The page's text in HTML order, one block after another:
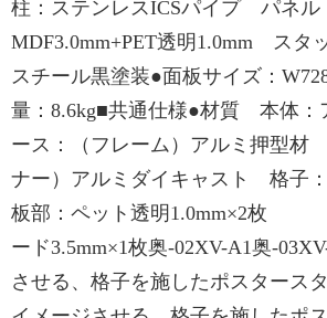
柱：ステンレスICSパイプ パネル
MDF3.0mm+PET透明1.0mm スタ
スチール黒塗装●面板サイズ：
量：8.6kg■共通仕様●材質 本体
ース：（フレーム）アルミ
ナー）アルミダイキャスト 格子
板部：ペット透明1.0mm×2
ード3.5mm×1枚奥-02XV-A1奥-
させる、格子を施したポスタース